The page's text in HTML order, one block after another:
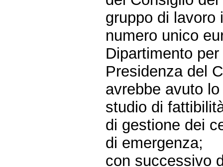
gruppo di lavoro
numero unico
Dipartimento
Presidenza del
avrebbe avuto
studio di
di gestione dei
di emergenza;
con successivo